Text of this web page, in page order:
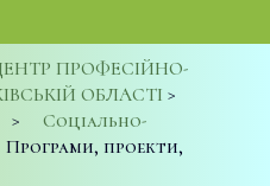
ПРОФЕСІЙНО-
ОБЛАСТІ >
>
Соціально-
Програми, проекти,